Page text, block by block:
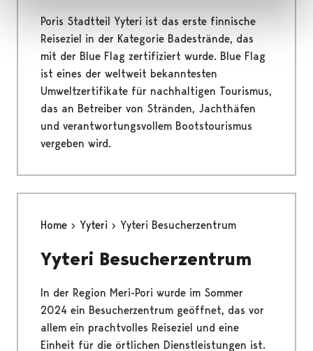
Poris Stadtteil Yyteri ist das erste finnische
Reiseziel in der Kategorie Badestrände, das
mit der Blue Flag zertifiziert wurde. Blue Flag
ist eines der weltweit bekanntesten
Umweltzertifikate für nachhaltigen Tourismus,
das an Betreiber von Stränden, Jachthäfen
und verantwortungsvollem Bootstourismus
vergeben wird.
Home Yyteri Yyteri Besucherzentrum
Yyteri Besucherzentrum
In der Region Meri-Pori wurde im Sommer
2024 ein Besucherzentrum geöffnet, das vor
allem ein prachtvolles Reiseziel und eine
Einheit für die örtlichen Dienstleistungen ist.